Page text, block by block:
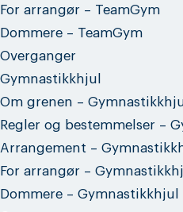
For arrangør – TeamGym
Dommere – TeamGym
Overganger
Gymnastikkhjul
Om grenen –
Regler og bestemmelser –
Arrangement –
For arrangør –
Dommere – Gymnastikkhjul